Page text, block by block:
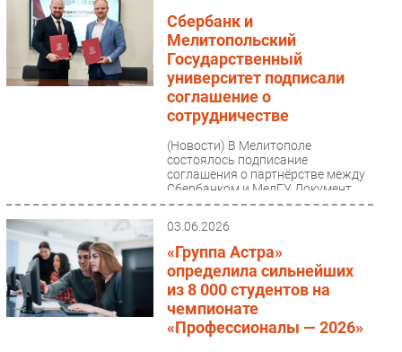
Новости
Аналитика
Интервью
Мероприятия
Сбербанк и
Мелитопольский
Государственный
университет подписали
соглашение о
сотрудничестве
(Новости) В Мелитополе
состоялось подписание
соглашения о партнёрстве между
Сбербанком и МелГУ. Документ
касается сотрудничества по
03.06.2026
«Группа Астра»
определила сильнейших
из 8 000 студентов на
чемпионате
«Профессионалы — 2026»